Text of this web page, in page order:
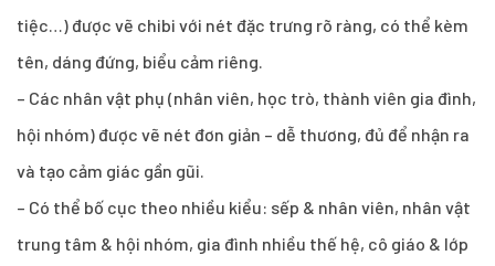
tiệc…) được vẽ chibi với nét đặc trưng rõ ràng, có thể kèm
tên, dáng đứng, biểu cảm riêng.
– Các nhân vật phụ (nhân viên, học trò, thành viên gia đình,
hội nhóm) được vẽ nét đơn giản – dễ thương, đủ để nhận ra
và tạo cảm giác gần gũi.
– Có thể bố cục theo nhiều kiểu: sếp & nhân viên, nhân vật
trung tâm & hội nhóm, gia đình nhiều thế hệ, cô giáo & lớp